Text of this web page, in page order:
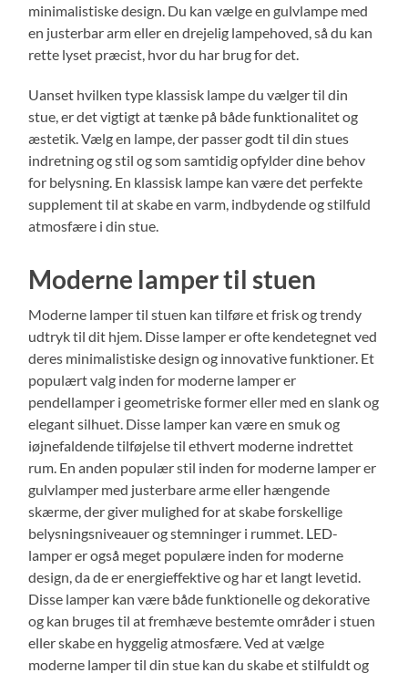
minimalistiske design. Du kan vælge en gulvlampe med
en justerbar arm eller en drejelig lampehoved, så du kan
rette lyset præcist, hvor du har brug for det.
Uanset hvilken type klassisk lampe du vælger til din
stue, er det vigtigt at tænke på både funktionalitet og
æstetik. Vælg en lampe, der passer godt til din stues
indretning og stil og som samtidig opfylder dine behov
for belysning. En klassisk lampe kan være det perfekte
supplement til at skabe en varm, indbydende og stilfuld
atmosfære i din stue.
Moderne lamper til stuen
Moderne lamper til stuen kan tilføre et frisk og trendy
udtryk til dit hjem. Disse lamper er ofte kendetegnet ved
deres minimalistiske design og innovative funktioner. Et
populært valg inden for moderne lamper er
pendellamper i geometriske former eller med en slank og
elegant silhuet. Disse lamper kan være en smuk og
iøjnefaldende tilføjelse til ethvert moderne indrettet
rum. En anden populær stil inden for moderne lamper er
gulvlamper med justerbare arme eller hængende
skærme, der giver mulighed for at skabe forskellige
belysningsniveauer og stemninger i rummet. LED-
lamper er også meget populære inden for moderne
design, da de er energieffektive og har et langt levetid.
Disse lamper kan være både funktionelle og dekorative
og kan bruges til at fremhæve bestemte områder i stuen
eller skabe en hyggelig atmosfære. Ved at vælge
moderne lamper til din stue kan du skabe et stilfuldt og